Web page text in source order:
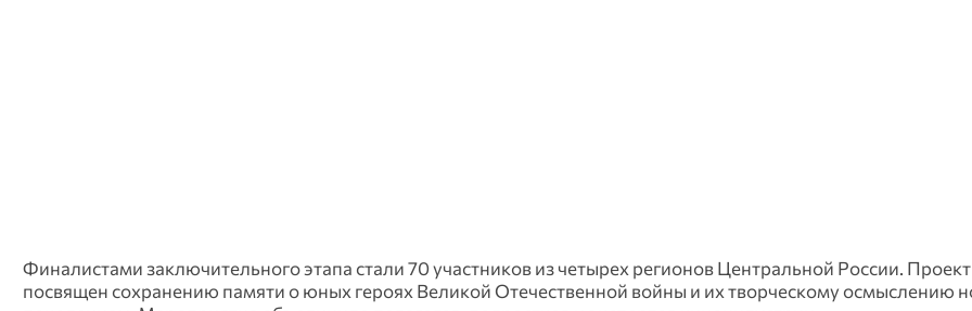
Финалистами заключительного этапа стали 70 участников из четырех регионов Центральной России.
посвящен сохранению памяти о юных героях Великой Отечественной войны и их творческому осмыслению